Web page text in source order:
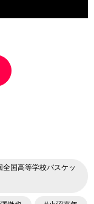
国高等学校バスケッ